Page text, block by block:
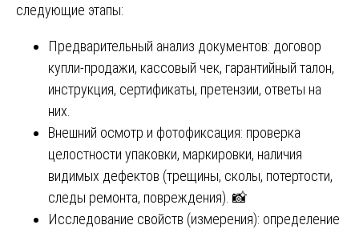
следующие этапы:
Предварительный анализ документов: договор
купли-продажи, кассовый чек, гарантийный талон,
инструкция, сертификаты, претензии, ответы на
них.
Внешний осмотр и фотофиксация: проверка
целостности упаковки, маркировки, наличия
видимых дефектов (трещины, сколы, потертости,
следы ремонта, повреждения). 📸
Исследование свойств (измерения): определение